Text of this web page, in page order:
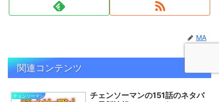
MA
関連コンテンツ
チェンソーマン
チェンソーマンの151話のネタバ